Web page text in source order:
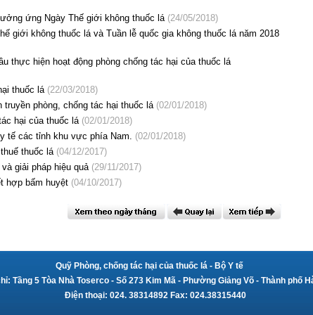
ứng Ngày Thế giới không thuốc lá (24/05/2018)
giới không thuốc lá và Tuần lễ quốc gia không thuốc lá năm 2018
thực hiện hoạt động phòng chống tác hại của thuốc lá
thuốc lá (22/03/2018)
truyền phòng, chống tác hại thuốc lá (02/01/2018)
hại của thuốc lá (02/01/2018)
tế các tỉnh khu vực phía Nam.
(02/01/2018)
thuốc lá (04/12/2017)
giải pháp hiệu quả (29/11/2017)
hợp bấm huyệt (04/10/2017)
Quỹ Phòng, chống tác hại của thuốc lá- Bộ Y tế
Tầng 5 Tòa Nhà Toserco - Số 273 Kim Mã - Phường Giảng Võ - Thành phố
Điện thoại: 024. 38314892 Fax: 024.38315440